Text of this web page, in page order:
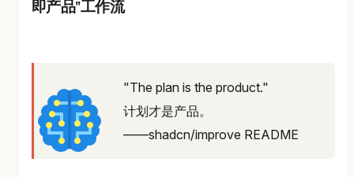
即产品"工作流
"The plan is the product."
计划才是产品。
——shadcn/improve README